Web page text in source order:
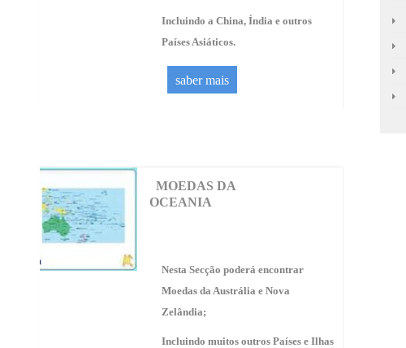
Incluindo a China, Índia e outros
Países Asiáticos.
saber mais
MOEDAS DA
OCEANIA
Nesta Secção poderá encontrar
Moedas da Austrália e Nova
Zelândia;
Incluindo muitos outros Países e Ilhas